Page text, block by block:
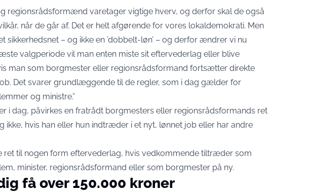
regionsrådsformænd varetager vigtige hverv, og derfor skal de også
når de går af. Det er helt afgørende for vores lokaldemokrati. Men
sikkerhedsnet – og ikke en ’dobbelt-løn’ – og derfor ændrer vi nu
valgperiode vil man enten miste sit eftervederlag eller blive
man som borgmester eller regionsrådsformand fortsætter direkte
Det svarer grundlæggende til de regler, som i dag gælder for
og ministre.”
i dag, påvirkes en fratrådt borgmesters eller regionsrådsformands ret
ikke, hvis han eller hun indtræder i et nyt, lønnet job eller har andre
ret til nogen form eftervederlag, hvis vedkommende tiltræder som
minister, regionsrådsformand eller som borgmester på ny.
få over 150.000 kroner